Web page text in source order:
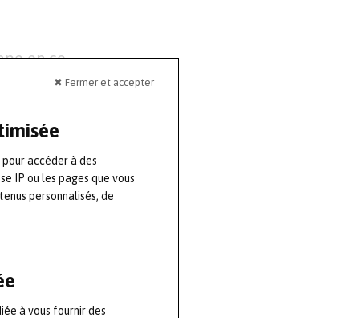
✖ Fermer et accepter
accéder à des
IP ou les pages que vous
personnalisés, de
à vous fournir des
en ce
Twin, son
la
opérations
ce nouvel
: il
pour